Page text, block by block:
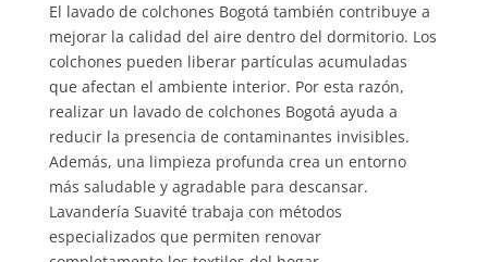
El lavado de colchones Bogotá también contribuye a
mejorar la calidad del aire dentro del dormitorio. Los
colchones pueden liberar partículas acumuladas
que afectan el ambiente interior. Por esta razón,
realizar un lavado de colchones Bogotá ayuda a
reducir la presencia de contaminantes invisibles.
Además, una limpieza profunda crea un entorno
más saludable y agradable para descansar.
Lavandería Suavité trabaja con métodos
especializados que permiten renovar